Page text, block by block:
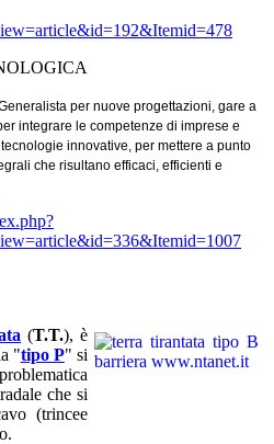
per nuove progettazioni, gare a
integrare le competenze di imprese e
innovative, per mettere a punto
che risultano efficaci, efficienti e
(T.T.), è
"tipo P" si
che si
(trincee